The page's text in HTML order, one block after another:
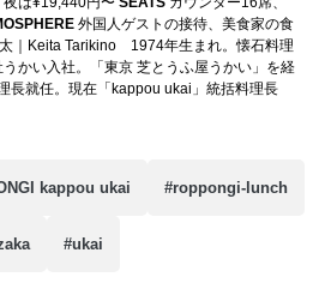
外国人ゲストの接待、美食家の食
｜Keita Tarikino 1974年生まれ。懐石料理
かい入社。「東京 芝とうふ屋うかい」を経
長就任。現在「kappou ukai」統括料理長
kappou ukai #roppongi-lunch
#ukai